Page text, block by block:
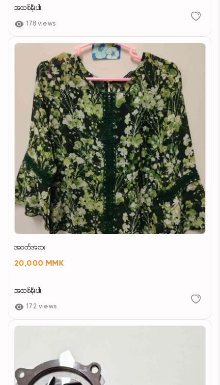
အသစ်နီးပါး
178 views
အဝတ်အစား
20,000 MMK
အသစ်နီးပါး
172 views